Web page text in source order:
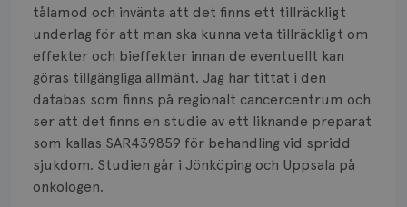
tålamod och invänta att det finns ett tillräckligt
underlag för att man ska kunna veta tillräckligt om
effekter och bieffekter innan de eventuellt kan
göras tillgängliga allmänt. Jag har tittat i den
databas som finns på regionalt cancercentrum och
ser att det finns en studie av ett liknande preparat
som kallas SAR439859 för behandling vid spridd
sjukdom. Studien går i Jönköping och Uppsala på
onkologen.